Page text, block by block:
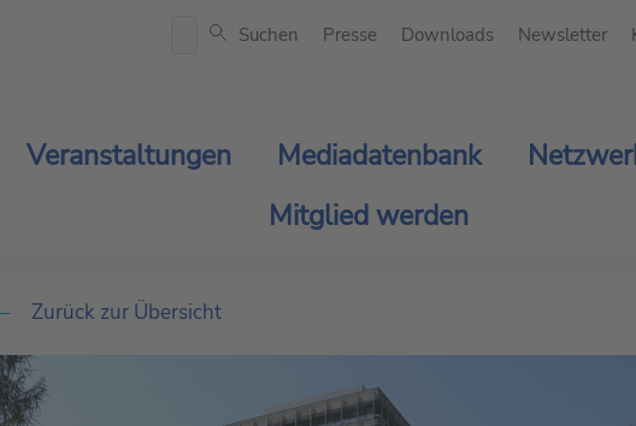
Suchen Presse Downloads Newsletter
Veranstaltungen Mediadatenbank
Mitglied werden
Zurück zur Übersicht